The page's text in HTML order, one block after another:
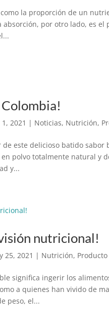
la proporción de un
absorción, por otro lado, es
Colombia!
1, 2021 | Noticias, Nutrición,
este delicioso batido sabor
polvo totalmente natural y
y...
nutricional!
25, 2021 | Nutrición, Producto
significa ingerir los
a quienes han vivido de
peso, el...